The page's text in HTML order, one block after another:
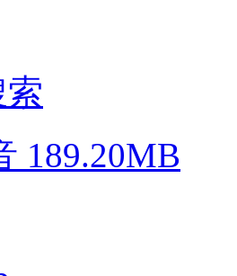
189.20MB